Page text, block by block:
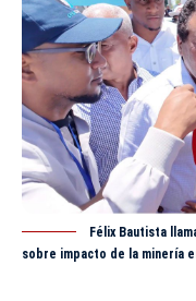
Félix Bautista
sobre impacto de la minería